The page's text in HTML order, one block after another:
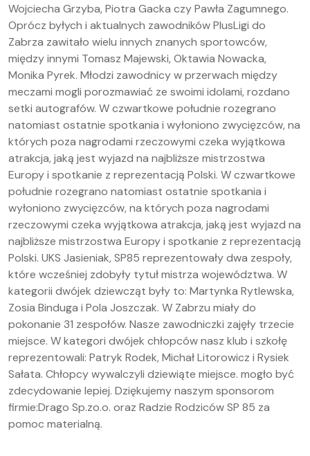
Wojciecha Grzyba, Piotra Gacka czy Pawła Zagumnego.
Oprócz byłych i aktualnych zawodników PlusLigi do
Zabrza zawitało wielu innych znanych sportowców,
między innymi Tomasz Majewski, Oktawia Nowacka,
Monika Pyrek. Młodzi zawodnicy w przerwach między
meczami mogli porozmawiać ze swoimi idolami, rozdano
setki autografów. W czwartkowe południe rozegrano
natomiast ostatnie spotkania i wyłoniono zwycięzców, na
których poza nagrodami rzeczowymi czeka wyjątkowa
atrakcja, jaką jest wyjazd na najbliższe mistrzostwa
Europy i spotkanie z reprezentacją Polski. W czwartkowe
południe rozegrano natomiast ostatnie spotkania i
wyłoniono zwycięzców, na których poza nagrodami
rzeczowymi czeka wyjątkowa atrakcja, jaką jest wyjazd na
najbliższe mistrzostwa Europy i spotkanie z reprezentacją
Polski. UKS Jasieniak, SP85 reprezentowały dwa zespoły,
które wcześniej zdobyły tytuł mistrza województwa. W
kategorii dwójek dziewcząt były to: Martynka Rytlewska,
Zosia Binduga i Pola Joszczak. W Zabrzu miały do
pokonanie 31 zespołów. Nasze zawodniczki zajęły trzecie
miejsce. W kategori dwójek chłopców nasz klub i szkołę
reprezentowali: Patryk Rodek, Michał Litorowicz i Rysiek
Sałata. Chłopcy wywalczyli dziewiąte miejsce. mogło być
zdecydowanie lepiej. Dziękujemy naszym sponsorom
firmie:Drago Sp.zo.o. oraz Radzie Rodziców SP 85 za
pomoc materialną.